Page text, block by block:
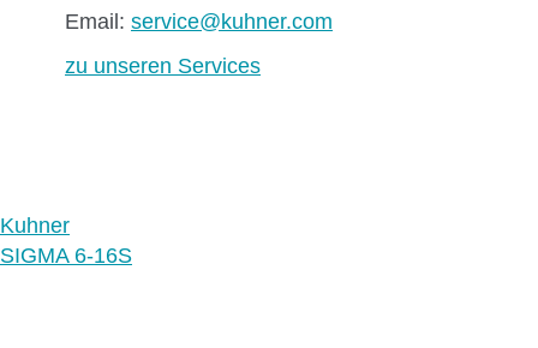
Email: service@kuhner.com
zu unseren Services
Kuhner
SIGMA 6-16S